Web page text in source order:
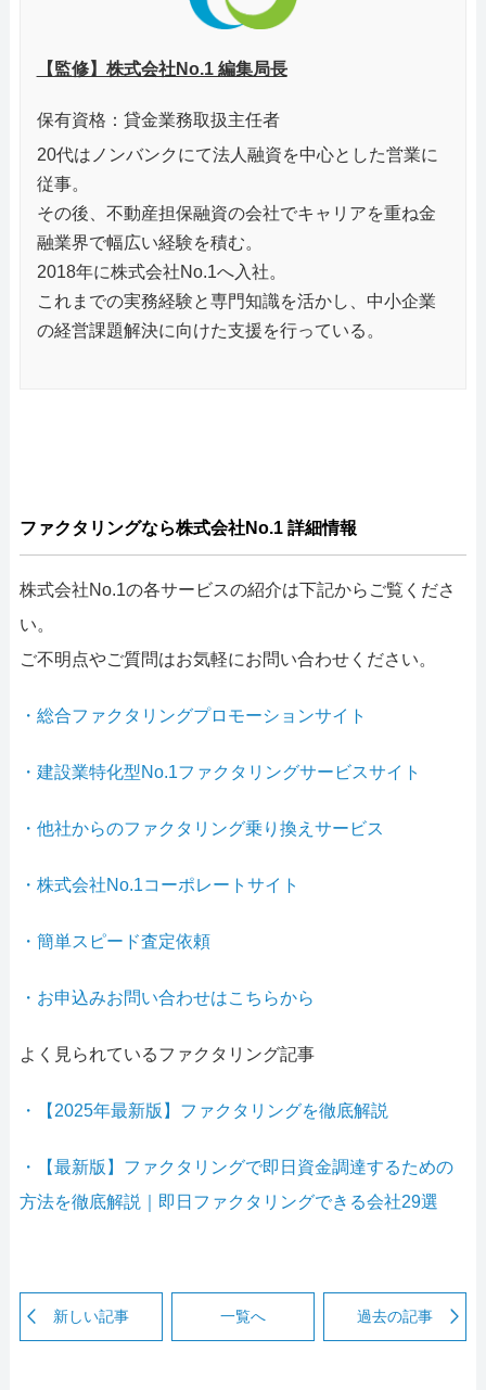
【監修】株式会社No.1 編集局長
保有資格：貸金業務取扱主任者
20代はノンバンクにて法人融資を中心とした営業に
従事。
その後、不動産担保融資の会社でキャリアを重ね金
融業界で幅広い経験を積む。
2018年に株式会社No.1へ入社。
これまでの実務経験と専門知識を活かし、中小企業
の経営課題解決に向けた支援を行っている。
ファクタリングなら株式会社No.1 詳細情報
株式会社No.1の各サービスの紹介は下記からご覧くださ
い。
ご不明点やご質問はお気軽にお問い合わせください。
・総合ファクタリングプロモーションサイト
・建設業特化型No.1ファクタリングサービスサイト
・他社からのファクタリング乗り換えサービス
・株式会社No.1コーポレートサイト
・簡単スピード査定依頼
・お申込みお問い合わせはこちらから
よく見られているファクタリング記事
・【2025年最新版】ファクタリングを徹底解説
・【最新版】ファクタリングで即日資金調達するための
方法を徹底解説｜即日ファクタリングできる会社29選
新しい記事 一覧へ 過去の記事